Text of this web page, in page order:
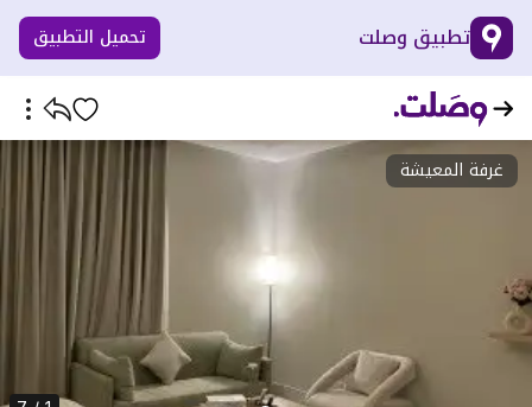
تطبيق وصلت تحميل التطبيق
غرفة المعيشة